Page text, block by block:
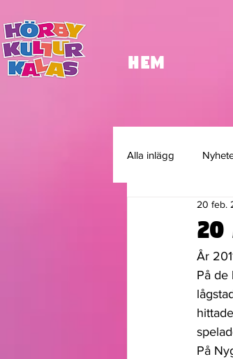
HEM
Alla inlägg
20 feb.
År
På de
På